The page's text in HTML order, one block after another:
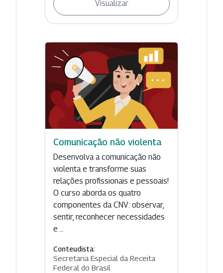
Visualizar
Comunicação não violenta
Desenvolva a comunicação não
violenta e transforme suas
relações profissionais e pessoais!
O curso aborda os quatro
componentes da CNV: observar,
sentir, reconhecer necessidades
e ...
Conteudista:
Secretaria Especial da Receita
Federal do Brasil